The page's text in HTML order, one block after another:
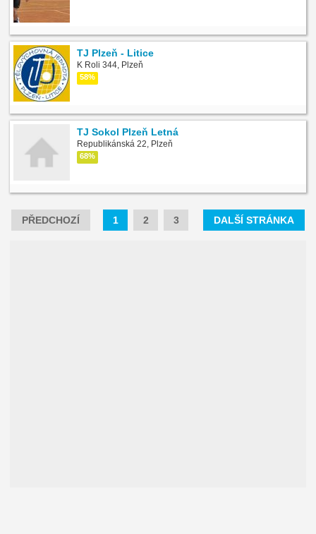
TJ Plzeň - Litice
K Roli 344, Plzeň
58%
TJ Sokol Plzeň Letná
Republikánská 22, Plzeň
68%
PŘEDCHOZÍ 1 2 3 DALŠÍ STRÁNKA